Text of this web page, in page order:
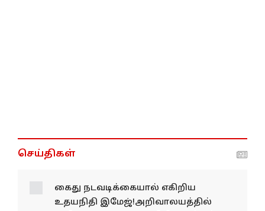
செய்திகள்
கைது நடவடிக்கையால் எகிறிய
உதயநிதி இமேஜ்!அறிவாலயத்தில்